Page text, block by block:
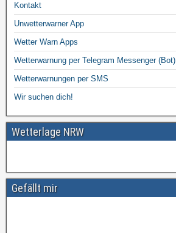
Kontakt
Unwetterwarner App
Wetter Warn Apps
Wetterwarnung per Telegram Messenger (Bot)
Wetterwarnungen per SMS
Wir suchen dich!
Wetterlage NRW
Gefällt mir